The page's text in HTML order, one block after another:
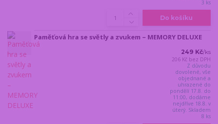
3 ks
Do košíku
Paměťová hra se světly a zvukem – MEMORY DELUXE
249 Kč/ks
206 Kč bez DPH
Z důvodu
dovolené, vše
objednané a
uhrazené do
pondělí 17.8. do
11:00, dodáme
nejdříve 18.8. v
úterý. Skladem
8 ks